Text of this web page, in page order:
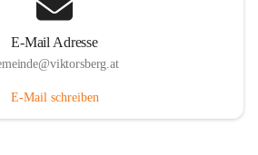
E-Mail Adresse
E-Mail schreiben